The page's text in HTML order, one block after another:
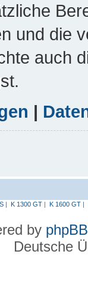
und die
auch
|
| K 1300 GT| K 1600 GT|
by phpBB
Deutsche